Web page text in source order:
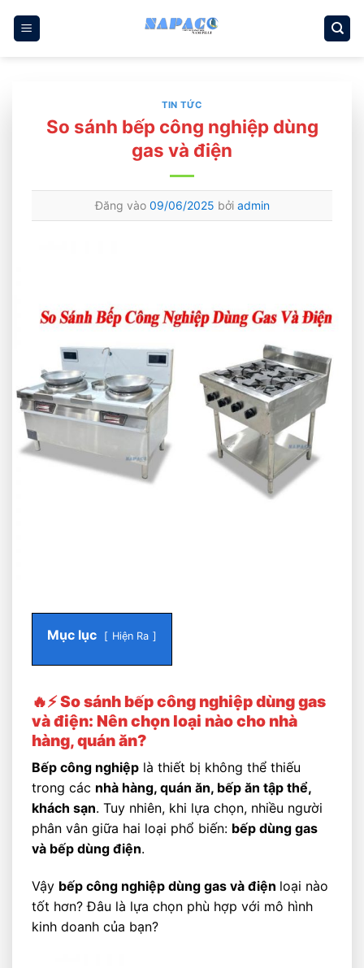
qua
TIN TỨC
So sánh bếp công nghiệp dùng
gas và điện
Đăng vào 09/06/2025 bởi admin
Mục lục Hiện Ra
🔥⚡ So sánh bếp công nghiệp dùng gas
và điện: Nên chọn loại nào cho nhà
hàng, quán ăn?
Bếp công nghiệp là thiết bị không thể thiếu
trong các nhà hàng, quán ăn, bếp ăn tập thể,
khách sạn. Tuy nhiên, khi lựa chọn, nhiều người
phân vân giữa hai loại phổ biến: bếp dùng gas
và bếp dùng điện.
Vậy bếp công nghiệp dùng gas và điện loại nào
tốt hơn? Đâu là lựa chọn phù hợp với mô hình
kinh doanh của bạn?